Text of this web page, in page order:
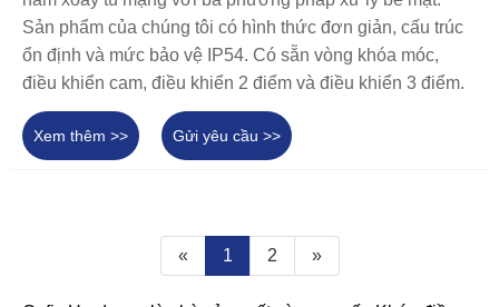
Sản phẩm của chúng tôi có hình thức đơn giản, cấu trúc
ổn định và mức bảo vệ IP54. Có sẵn vòng khóa móc,
điều khiển cam, điều khiển 2 điểm và điều khiển 3 điểm.
Xem thêm >> Gửi yêu cầu >>
« 1 2 »